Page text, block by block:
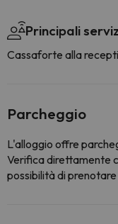
Principali
Cassaforte alla
Parcheggio
L'alloggio offre
Verifica direttamente
possibilità di